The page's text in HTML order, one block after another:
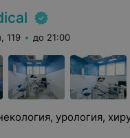
119 до 21:00
урология,